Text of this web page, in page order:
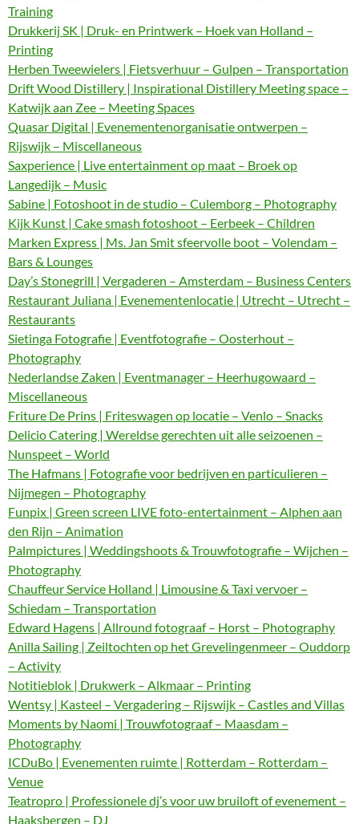
Training
Drukkerij SK | Druk- en Printwerk – Hoek van Holland –
Printing
Herben Tweewielers | Fietsverhuur – Gulpen – Transportation
Drift Wood Distillery | Inspirational Distillery Meeting space –
Katwijk aan Zee – Meeting Spaces
Quasar Digital | Evenementenorganisatie ontwerpen –
Rijswijk – Miscellaneous
Saxperience | Live entertainment op maat – Broek op
Langedijk – Music
Sabine | Fotoshoot in de studio – Culemborg – Photography
Kijk Kunst | Cake smash fotoshoot – Eerbeek – Children
Marken Express | Ms. Jan Smit sfeervolle boot – Volendam –
Bars & Lounges
Day’s Stonegrill | Vergaderen – Amsterdam – Business Centers
Restaurant Juliana | Evenementenlocatie | Utrecht – Utrecht –
Restaurants
Sietinga Fotografie | Eventfotografie – Oosterhout –
Photography
Nederlandse Zaken | Eventmanager – Heerhugowaard –
Miscellaneous
Friture De Prins | Friteswagen op locatie – Venlo – Snacks
Delicio Catering | Wereldse gerechten uit alle seizoenen –
Nunspeet – World
The Hafmans | Fotografie voor bedrijven en particulieren –
Nijmegen – Photography
Funpix | Green screen LIVE foto-entertainment – Alphen aan
den Rijn – Animation
Palmpictures | Weddingshoots & Trouwfotografie – Wijchen –
Photography
Chauffeur Service Holland | Limousine & Taxi vervoer –
Schiedam – Transportation
Edward Hagens | Allround fotograaf – Horst – Photography
Anilla Sailing | Zeiltochten op het Grevelingenmeer – Ouddorp
– Activity
Notitieblok | Drukwerk – Alkmaar – Printing
Wentsy | Kasteel – Vergadering – Rijswijk – Castles and Villas
Moments by Naomi | Trouwfotograaf – Maasdam –
Photography
ICDuBo | Evenementen ruimte | Rotterdam – Rotterdam –
Venue
Teatropro | Professionele dj’s voor uw bruiloft of evenement –
Haaksbergen – DJ